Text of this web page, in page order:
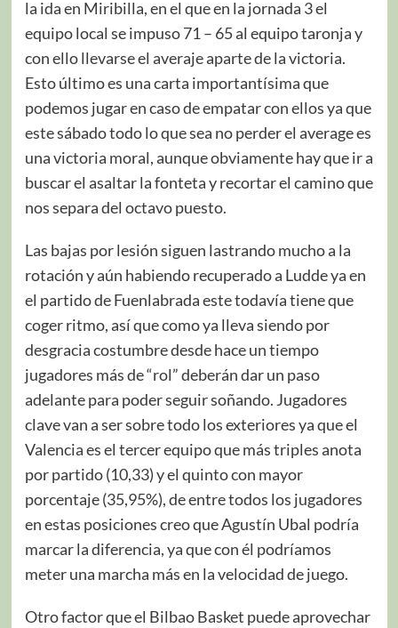
la ida en Miribilla, en el que en la jornada 3 el
equipo local se impuso 71 – 65 al equipo taronja y
con ello llevarse el averaje aparte de la victoria.
Esto último es una carta importantísima que
podemos jugar en caso de empatar con ellos ya que
este sábado todo lo que sea no perder el average es
una victoria moral, aunque obviamente hay que ir a
buscar el asaltar la fonteta y recortar el camino que
nos separa del octavo puesto.
Las bajas por lesión siguen lastrando mucho a la
rotación y aún habiendo recuperado a Ludde ya en
el partido de Fuenlabrada este todavía tiene que
coger ritmo, así que como ya lleva siendo por
desgracia costumbre desde hace un tiempo
jugadores más de “rol” deberán dar un paso
adelante para poder seguir soñando. Jugadores
clave van a ser sobre todo los exteriores ya que el
Valencia es el tercer equipo que más triples anota
por partido (10,33) y el quinto con mayor
porcentaje (35,95%), de entre todos los jugadores
en estas posiciones creo que Agustín Ubal podría
marcar la diferencia, ya que con él podríamos
meter una marcha más en la velocidad de juego.
Otro factor que el Bilbao Basket puede aprovechar